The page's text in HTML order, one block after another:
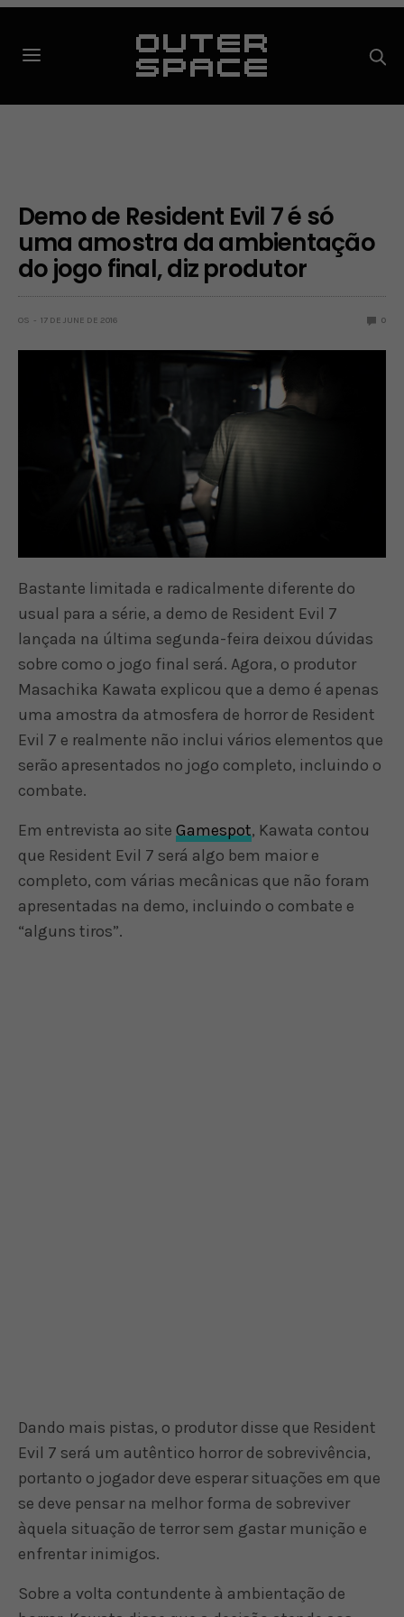
Demo de Resident Evil 7 é só
uma amostra da ambientação
do jogo final, diz produtor
OS 17 DE JUNE DE 2016 0
Bastante limitada e radicalmente diferente do
usual para a série, a demo de Resident Evil 7
lançada na última segunda-feira deixou dúvidas
sobre como o jogo final será. Agora, o produtor
Masachika Kawata explicou que a demo é apenas
uma amostra da atmosfera de horror de Resident
Evil 7 e realmente não inclui vários elementos que
serão apresentados no jogo completo, incluindo o
combate.
Em entrevista ao siteGamespot, Kawata contou
que Resident Evil 7 será algo bem maior e
completo, com várias mecânicas que não foram
apresentadas na demo, incluindo o combate e
“alguns tiros”.
Dando mais pistas, o produtor disse que Resident
Evil 7 será um autêntico horror de sobrevivência,
portanto o jogador deve esperar situações em que
se deve pensar na melhor forma de sobreviver
àquela situação de terror sem gastar munição e
enfrentar inimigos.
Sobre a volta contundente à ambientação de